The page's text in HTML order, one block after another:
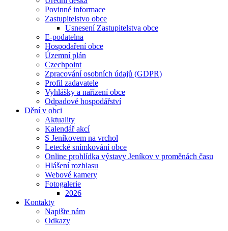
Povinné informace
Zastupitelstvo obce
Usnesení Zastupitelstva obce
E-podatelna
Hospodaření obce
Územní plán
Czechpoint
Zpracování osobních údajů (GDPR)
Profil zadavatele
Vyhlášky a nařízení obce
Odpadové hospodářství
Dění v obci
Aktuality
Kalendář akcí
S Jeníkovem na vrchol
Letecké snímkování obce
Online prohlídka výstavy Jeníkov v proměnách času
Hlášení rozhlasu
Webové kamery
Fotogalerie
2026
Kontakty
Napište nám
Odkazy